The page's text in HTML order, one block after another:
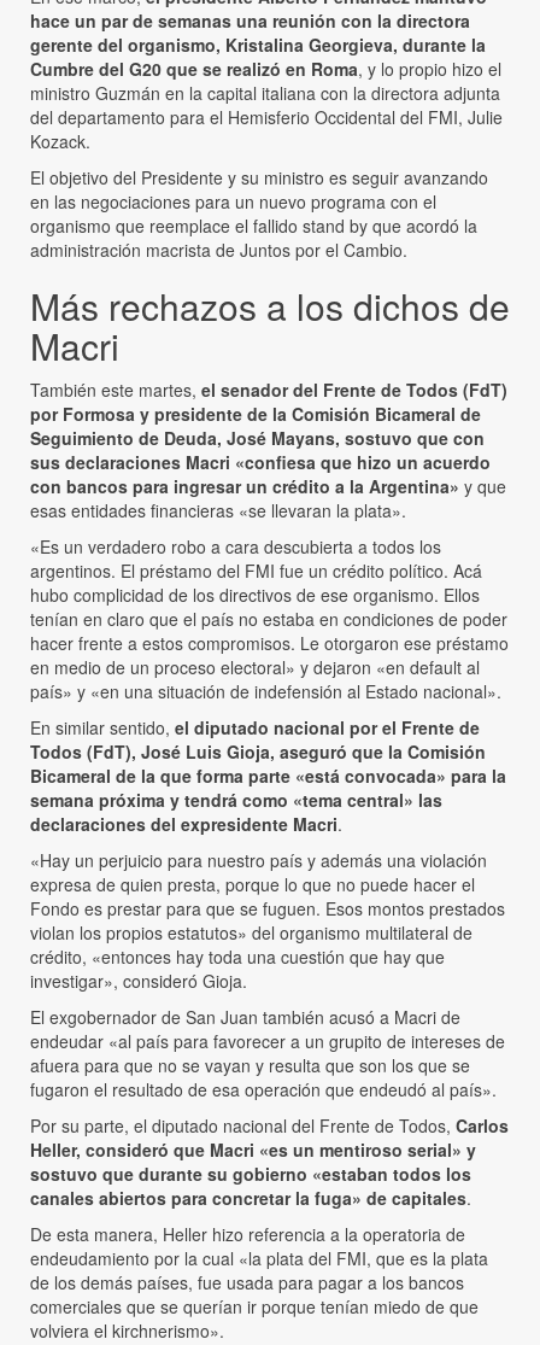
hace un par de semanas una reunión con la directora
gerente del organismo, Kristalina Georgieva, durante la
Cumbre del G20 que se realizó en Roma, y lo propio hizo el
ministro Guzmán en la capital italiana con la directora adjunta
del departamento para el Hemisferio Occidental del FMI, Julie
Kozack.
El objetivo del Presidente y su ministro es seguir avanzando
en las negociaciones para un nuevo programa con el
organismo que reemplace el fallido stand by que acordó la
administración macrista de Juntos por el Cambio.
Más rechazos a los dichos de
Macri
También este martes, el senador del Frente de Todos (FdT)
por Formosa y presidente de la Comisión Bicameral de
Seguimiento de Deuda, José Mayans, sostuvo que con
sus declaraciones Macri «confiesa que hizo un acuerdo
con bancos para ingresar un crédito a la Argentina» y que
esas entidades financieras «se llevaran la plata».
«Es un verdadero robo a cara descubierta a todos los
argentinos. El préstamo del FMI fue un crédito político. Acá
hubo complicidad de los directivos de ese organismo. Ellos
tenían en claro que el país no estaba en condiciones de poder
hacer frente a estos compromisos. Le otorgaron ese préstamo
en medio de un proceso electoral» y dejaron «en default al
país» y «en una situación de indefensión al Estado nacional».
En similar sentido, el diputado nacional por el Frente de
Todos (FdT), José Luis Gioja, aseguró que la Comisión
Bicameral de la que forma parte «está convocada» para la
semana próxima y tendrá como «tema central» las
declaraciones del expresidente Macri.
«Hay un perjuicio para nuestro país y además una violación
expresa de quien presta, porque lo que no puede hacer el
Fondo es prestar para que se fuguen. Esos montos prestados
violan los propios estatutos» del organismo multilateral de
crédito, «entonces hay toda una cuestión que hay que
investigar», consideró Gioja.
El exgobernador de San Juan también acusó a Macri de
endeudar «al país para favorecer a un grupito de intereses de
afuera para que no se vayan y resulta que son los que se
fugaron el resultado de esa operación que endeudó al país».
Por su parte, el diputado nacional del Frente de Todos, Carlos
Heller, consideró que Macri «es un mentiroso serial» y
sostuvo que durante su gobierno «estaban todos los
canales abiertos para concretar la fuga» de capitales.
De esta manera, Heller hizo referencia a la operatoria de
endeudamiento por la cual «la plata del FMI, que es la plata
de los demás países, fue usada para pagar a los bancos
comerciales que se querían ir porque tenían miedo de que
volviera el kirchnerismo».